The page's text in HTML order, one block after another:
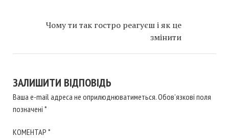
Чому ти так гостро реагуєш і як це
змінити
ЗАЛИШИТИ ВІДПОВІДЬ
Ваша e-mail адреса не оприлюднюватиметься.Обов’язкові поля
позначені *
КОМЕНТАР *